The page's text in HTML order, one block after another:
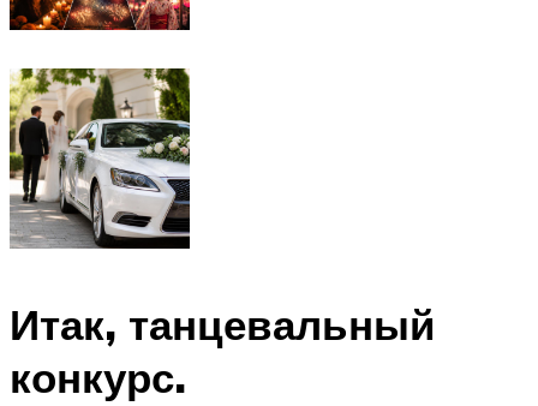
Итак, танцевальный
конкурс.